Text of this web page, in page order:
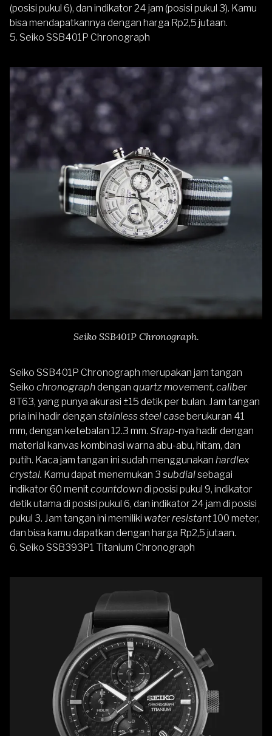
(posisi pukul 6), dan indikator 24 jam (posisi pukul 3). Kamu
bisa mendapatkannya dengan harga Rp2,5 jutaan.
5. Seiko SSB401P Chronograph
Seiko SSB401P Chronograph.
Seiko SSB401P Chronograph merupakan jam tangan
Seiko chronographdengan quartz movement, caliber
8T63, yang punya akurasi ±15 detik per bulan. Jam tangan
pria ini hadir dengan stainless steel caseberukuran 41
mm, dengan ketebalan 12.3 mm. Strap-nya hadir dengan
material kanvas kombinasi warna abu-abu, hitam, dan
putih. Kaca jam tangan ini sudah menggunakan hardlex
crystal. Kamu dapat menemukan 3 subdialsebagai
indikator 60 menitcountdowndi posisi pukul 9, indikator
detik utama di posisi pukul 6, dan indikator 24 jam di posisi
pukul 3. Jam tangan ini memiliki water resistant100 meter,
dan bisa kamu dapatkan dengan harga Rp2,5 jutaan.
6. Seiko SSB393P1 Titanium Chronograph